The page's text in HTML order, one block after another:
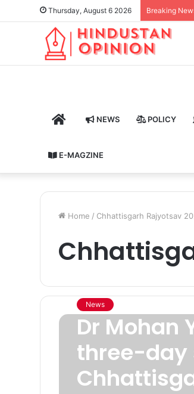
Thursday, August 6 2026 Breaking
HOME NEWS POLICY
E-MAGZINE
Home / Chhattisgarh Rajyotsav
News
Dr Mohan
three-day